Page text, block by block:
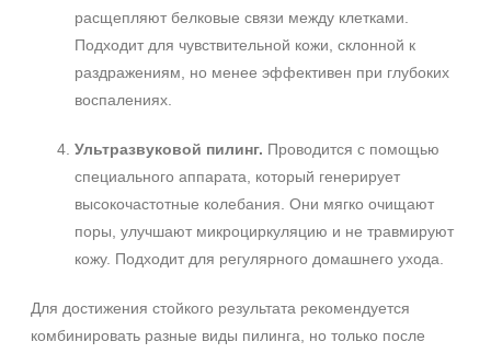
расщепляют белковые связи между клетками.
Подходит для чувствительной кожи, склонной к
раздражениям, но менее эффективен при глубоких
воспалениях.
Ультразвуковой пилинг. Проводится с помощью
специального аппарата, который генерирует
высокочастотные колебания. Они мягко очищают
поры, улучшают микроциркуляцию и не травмируют
кожу. Подходит для регулярного домашнего ухода.
Для достижения стойкого результата рекомендуется
комбинировать разные виды пилинга, но только после